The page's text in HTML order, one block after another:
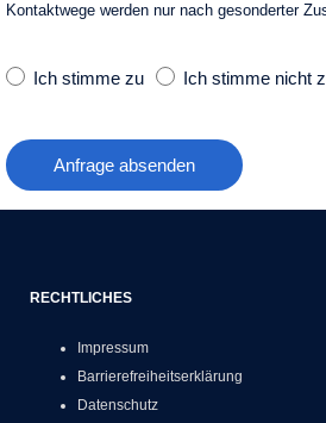
Kontaktwege werden nur nach gesonderter
Ich stimme zu Ich stimme nicht
Anfrage absenden
RECHTLICHES
Impressum
Barrierefreiheitserklärung
Datenschutz